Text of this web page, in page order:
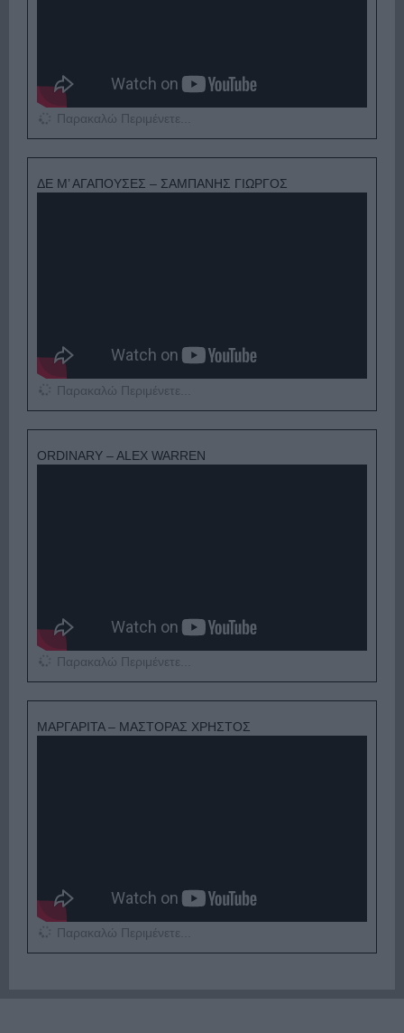
Παρακαλώ Περιμένετε...
ΔΕ Μ’ ΑΓΑΠΟΥΣΕΣ – ΣΑΜΠΑΝΗΣ ΓΙΩΡΓΟΣ
Παρακαλώ Περιμένετε...
ORDINARY – ALEX WARREN
Παρακαλώ Περιμένετε...
ΜΑΡΓΑΡΙΤΑ – ΜΑΣΤΟΡΑΣ ΧΡΗΣΤΟΣ
Παρακαλώ Περιμένετε...